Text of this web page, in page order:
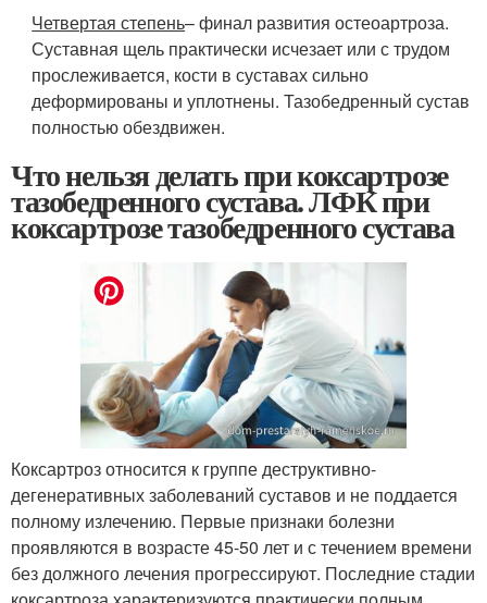
Четвертая степень– финал развития остеоартроза.
Суставная щель практически исчезает или с трудом
прослеживается, кости в суставах сильно
деформированы и уплотнены. Тазобедренный сустав
полностью обездвижен.
Что нельзя делать при коксартрозе
тазобедренного сустава. ЛФК при
коксартрозе тазобедренного сустава
Коксартроз относится к группе деструктивно-
дегенеративных заболеваний суставов и не поддается
полному излечению. Первые признаки болезни
проявляются в возрасте 45-50 лет и с течением времени
без должного лечения прогрессируют. Последние стадии